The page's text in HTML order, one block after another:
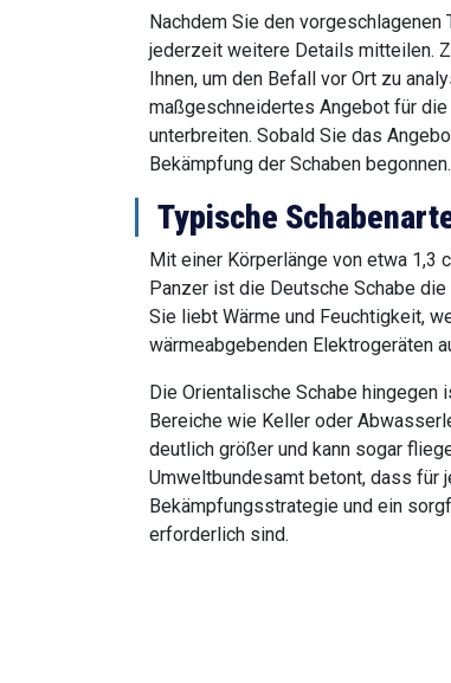
Nachdem Sie den
jederzeit weitere Details mitteilen.
Ihnen, um den Befall vor Ort zu
maßgeschneidertes Angebot für
unterbreiten. Sobald Sie das
Bekämpfung der Schaben begonnen.
Typische
Mit einer Körperlänge von etwa 1,3
Panzer ist die Deutsche Schabe
Sie liebt Wärme und Feuchtigkeit,
wärmeabgebenden Elektrogeräten
Die Orientalische Schabe
Bereiche wie Keller oder
deutlich größer und kann sogar
Umweltbundesamt betont, dass für
Bekämpfungsstrategie und ein
erforderlich sind.